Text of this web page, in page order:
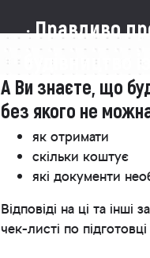
· Правдиво
А Ви знаєте, що
без якого не
як отримати
скільки коштує
які документи
Відповіді на ці та
чек-листі по